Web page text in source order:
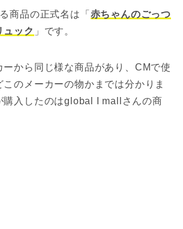
商品の正式名は「 赤ちゃんのごっつ
ュック 」です。
ーから同じ様な商品があり、CMで使
のメーカーの物かまでは分かりま
購入したのはglobal I mallさんの商